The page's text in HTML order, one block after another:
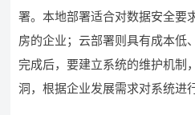
署。本地部署适合对数据安全要
房的企业；云部署则具有成本低
完成后，要建立系统的维护机制
洞，根据企业发展需求对系统进